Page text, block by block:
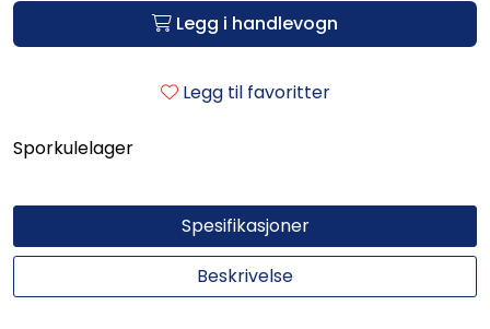
Legg i handlevogn
Legg til favoritter
Sporkulelager
Spesifikasjoner
Beskrivelse